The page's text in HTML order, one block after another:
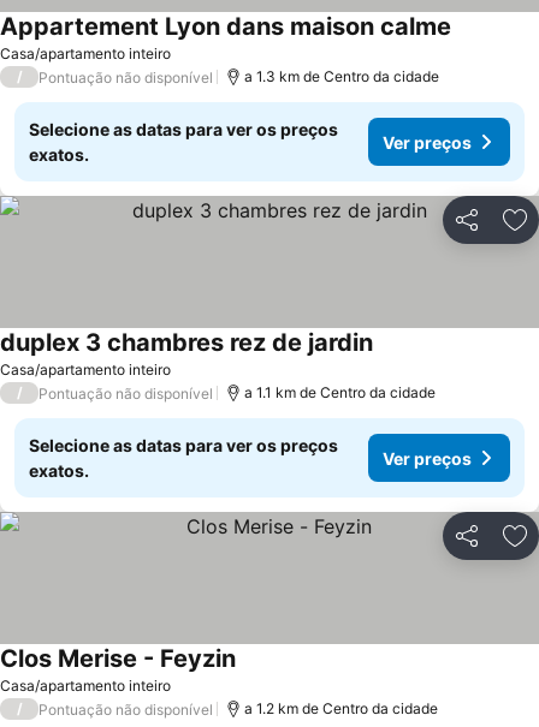
Casa/apartamento inteiro
Appartement Lyon dans maison calme
/ Pontuação não disponível a 1.3 km de Centro da cidade
Selecione as datas para ver os preços
exatos.
Ver preços
Partilhar
Casa/apartamento inteiro
duplex 3 chambres rez de jardinVer preços
/ Pontuação não disponível a 1.1 km de Centro da cidade
Selecione as datas para ver os preços
exatos.
Ver preços
Partilhar
Casa/apartamento inteiro
Clos Merise - FeyzinVer preços
/ Pontuação não disponível a 1.2 km de Centro da cidade